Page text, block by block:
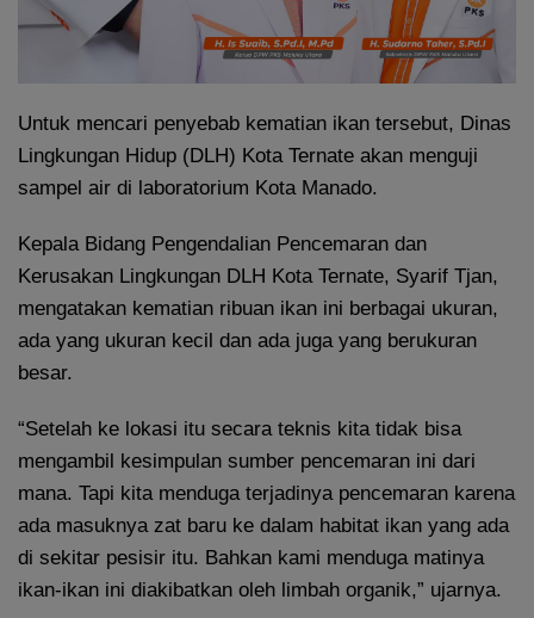
Untuk mencari penyebab kematian ikan tersebut, Dinas
Lingkungan Hidup (DLH) Kota Ternate akan menguji
sampel air di laboratorium Kota Manado.
Kepala Bidang Pengendalian Pencemaran dan
Kerusakan Lingkungan DLH Kota Ternate, Syarif Tjan,
mengatakan kematian ribuan ikan ini berbagai ukuran,
ada yang ukuran kecil dan ada juga yang berukuran
besar.
“Setelah ke lokasi itu secara teknis kita tidak bisa
mengambil kesimpulan sumber pencemaran ini dari
mana. Tapi kita menduga terjadinya pencemaran karena
ada masuknya zat baru ke dalam habitat ikan yang ada
di sekitar pesisir itu. Bahkan kami menduga matinya
ikan-ikan ini diakibatkan oleh limbah organik,” ujarnya.